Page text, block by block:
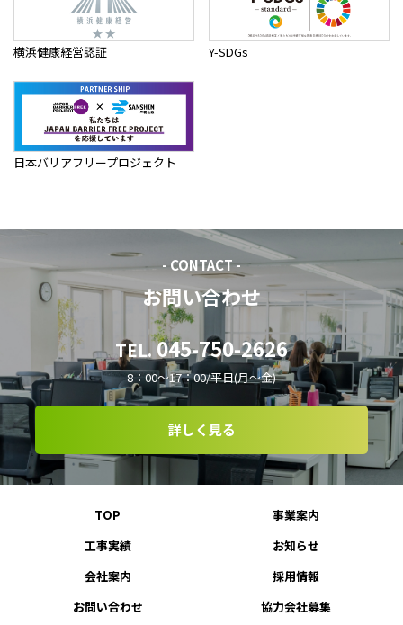
横浜健康経営認証 Y-SDGs
日本バリアフリープロジェクト
- CONTACT -
お問い合わせ
TEL.045-750-2626
8：00～17：00/平日(月～金)
詳しく見る
TOP
事業案内
工事実績
お知らせ
会社案内
採用情報
お問い合わせ
協力会社募集